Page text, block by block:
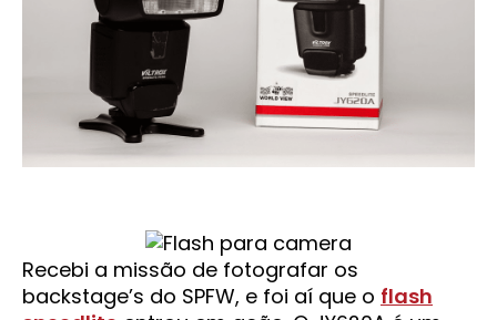
Recebi a missão de fotografar os
backstage’s do SPFW, e foi aí que o flash